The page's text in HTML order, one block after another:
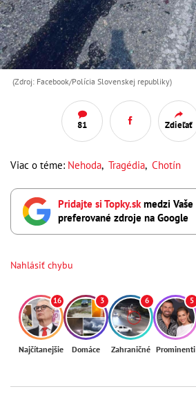
(Zdroj: Facebook/Polícia Slovenskej republiky)
81 Zdieľať
Viac o téme: Nehoda, Tragédia, Chotín
Pridajte si Topky.skmedzi Vaše
preferované zdroje na Google
Nahlásiť chybu
16
Najčítanejšie
3
Domáce
6
Zahraničné
5
Prominenti